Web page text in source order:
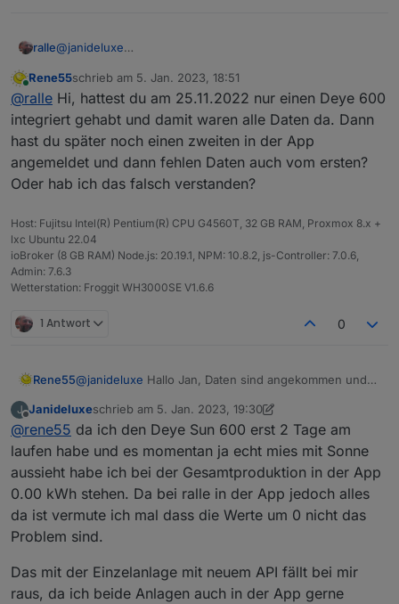
ralle@janideluxe
Ich habe jetzt 2x Deye Sun 600 und kann sagen, wie ich
den zweiten Deye 600 eingebunden habe in die Solarman
App und über Iobroker abfrage, zeigt mir dieser im
Adapter "Solarman" im Iobroker weniger Daten an. Es
fehlen mir auch bei dem zweiten die Daten die dir auch
fehlen!
hab zwar mal nach Solarman hin geschrieben, aber es
Evt. werde ich mal die zweite Anlage neu anmelden als
Einzelanlage und mir dann von Solarman den API geben
lassen, evt. kommen ja dann alle Daten rein.
In der App ist alles da !
Ich Vermute das der IoBroker Adapter das nicht komplett
verarbeiten kann.
Ist und bleibt trotz allem eine Klasse Leistung so etwas zu
Programmieren ! - T O P -!
CU
Online
Rene55schrieb am 5. Jan. 2023, 18:51
zuletzt editiert von
@ralle Hi, hattest du am 25.11.2022 nur einen Deye 600
integriert gehabt und damit waren alle Daten da. Dann
hast du später noch einen zweiten in der App
angemeldet und dann fehlen Daten auch vom ersten?
Oder hab ich das falsch verstanden?
Host: Fujitsu Intel(R) Pentium(R) CPU G4560T, 32 GB RAM, Proxmox 8.x +
lxc Ubuntu 22.04
ioBroker (8 GB RAM) Node.js: 20.19.1, NPM: 10.8.2, js-Controller: 7.0.6,
Admin: 7.6.3
Wetterstation: Froggit WH3000SE V1.6.6
1 Antwort 0
Rene55@janideluxe Hallo Jan, Daten sind angekommen und
Antworten von Inverter #221219822 in den Feldern für
z.B. 'Total Production' keine Werte drin. Wie sieht das
denn in der App aus?
Im Inverter #216281543 scheinen alle Werte da zu
sein. Ich schau morgen mittag noch mal rein, in der
Hoffnung es scheint mehr Sonne und die Werte
werden > 0.
J
Offline
Janideluxeschrieb am 5. Jan. 2023, 19:30
zuletzt editiert von Janideluxe1. Mai 2023, 20:31
@rene55 da ich den Deye Sun 600 erst 2 Tage am
laufen habe und es momentan ja echt mies mit Sonne
aussieht habe ich bei der Gesamtproduktion in der App
0.00 kWh stehen. Da bei ralle in der App jedoch alles
da ist vermute ich mal dass die Werte um 0 nicht das
Problem sind.
Das mit der Einzelanlage mit neuem API fällt bei mir
raus, da ich beide Anlagen auch in der App gerne